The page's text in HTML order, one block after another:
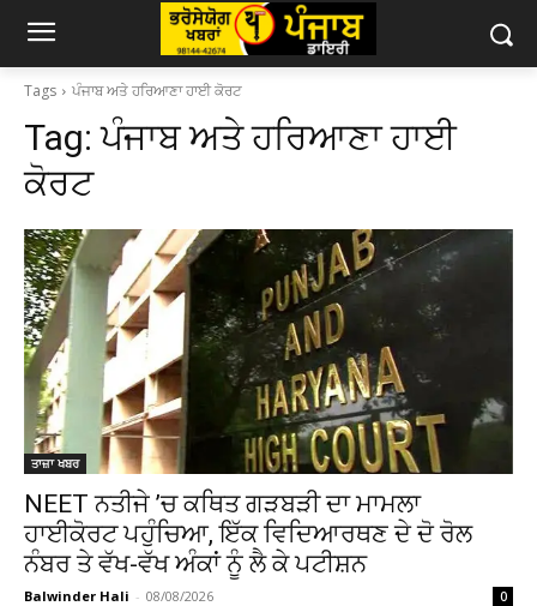
Tags ਪੰਜਾਬ ਅਤੇ ਹਰਿਆਣਾ ਹਾਈ ਕੋਰਟ
Tag:ਪੰਜਾਬ ਅਤੇ ਹਰਿਆਣਾ ਹਾਈ
ਕੋਰਟ
ਤਾਜ਼ਾ ਖਬਰ
NEET ਨਤੀਜੇ ’ਚ ਕਥਿਤ ਗੜਬੜੀ ਦਾ ਮਾਮਲਾ
ਹਾਈਕੋਰਟ ਪਹੁੰਚਿਆ, ਇੱਕ ਵਿਦਿਆਰਥਣ ਦੇ ਦੋ ਰੋਲ
ਨੰਬਰ ਤੇ ਵੱਖ-ਵੱਖ ਅੰਕਾਂ ਨੂੰ ਲੈ ਕੇ ਪਟੀਸ਼ਨ
Balwinder Hali - 08/08/2026 0